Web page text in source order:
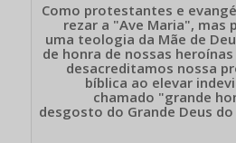
Como protestantes e
rezar a "Ave Maria", mas
uma teologia da Mãe de
de honra de nossas
desacreditamos nossa
bíblica ao elevar
chamado "grande
desgosto do Grande Deus